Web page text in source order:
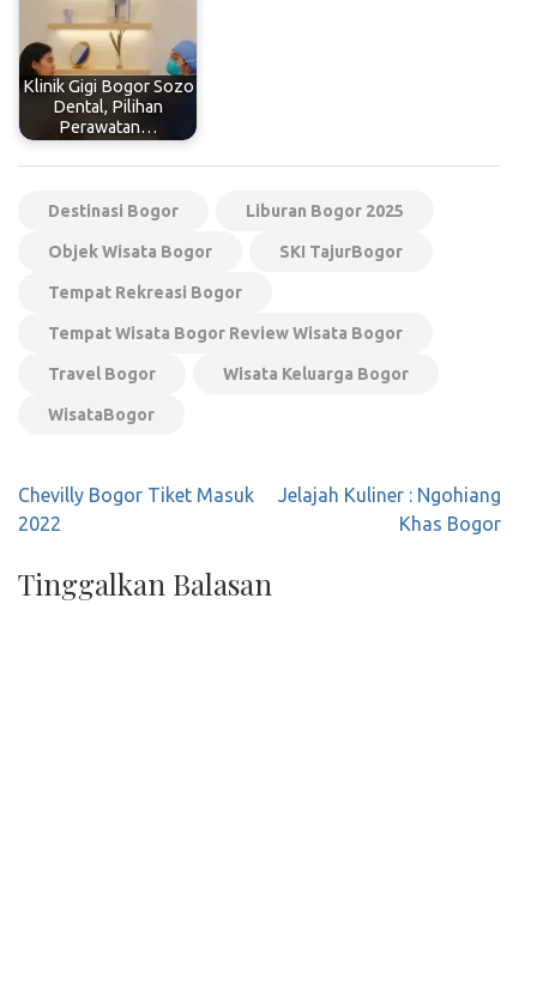
Klinik Gigi Bogor Sozo
Dental, Pilihan
Perawatan…
Destinasi Bogor Liburan Bogor 2025
Objek Wisata Bogor SKI TajurBogor
Tempat Rekreasi Bogor
Tempat Wisata Bogor Review Wisata Bogor
Travel Bogor Wisata Keluarga Bogor
WisataBogor
Navigasi
pos
Chevilly Bogor Tiket Masuk
2022
Jelajah Kuliner : Ngohiang
Khas Bogor
Tinggalkan Balasan